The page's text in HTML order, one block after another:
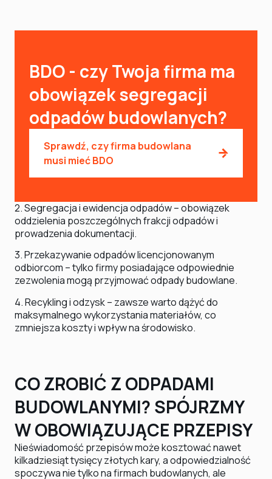
BDO - czy Twoja firma ma
obowiązek segregacji
odpadów budowlanych?
Sprawdź, czy firma budowlana
musi mieć BDO
2. Segregacja i ewidencja odpadów – obowiązek
oddzielenia poszczególnych frakcji odpadów i
prowadzenia dokumentacji.
3. Przekazywanie odpadów licencjonowanym
odbiorcom – tylko firmy posiadające odpowiednie
zezwolenia mogą przyjmować odpady budowlane.
4. Recykling i odzysk – zawsze warto dążyć do
maksymalnego wykorzystania materiałów, co
zmniejsza koszty i wpływ na środowisko.
CO ZROBIĆ Z ODPADAMI
BUDOWLANYMI? SPÓJRZMY
W OBOWIĄZUJĄCE PRZEPISY
Nieświadomość przepisów może kosztować nawet
kilkadziesiąt tysięcy złotych kary, a odpowiedzialność
spoczywa nie tylko na firmach budowlanych, ale